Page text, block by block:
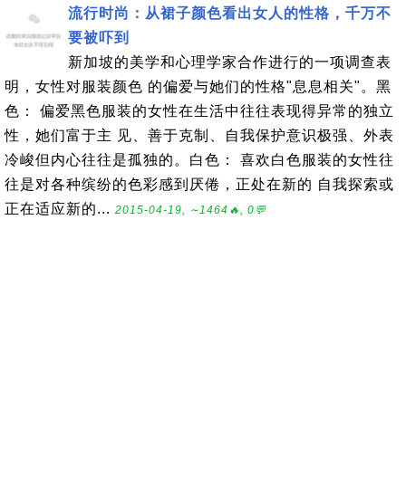
流行时尚：从裙子颜色看出女人的性格，千万不
要被吓到
新加坡的美学和心理学家合作进行的一项调查表
明，女性对服装颜色 的偏爱与她们的性格"息息相关"。黑
色： 偏爱黑色服装的女性在生活中往往表现得异常的独立
性，她们富于主 见、善于克制、自我保护意识极强、外表
冷峻但内心往往是孤独的。白色： 喜欢白色服装的女性往
往是对各种缤纷的色彩感到厌倦，正处在新的 自我探索或
正在适应新的... 2015-04-19, ∼1464🔥, 0💬